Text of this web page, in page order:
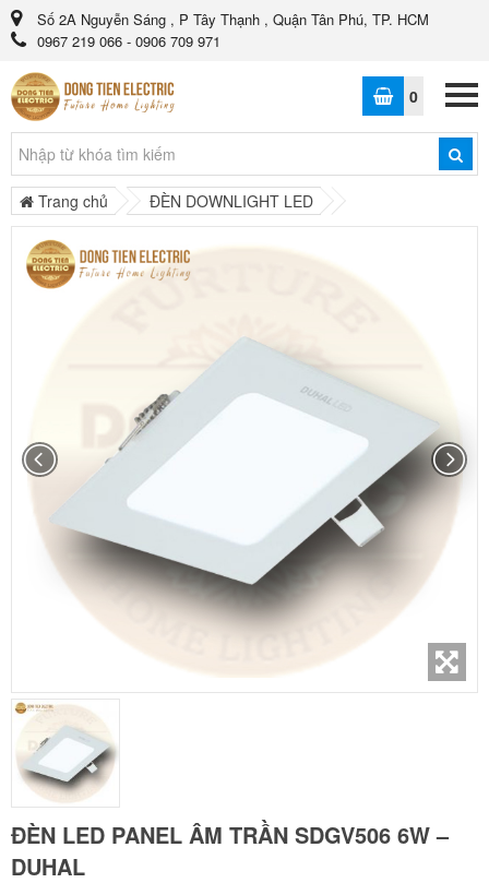
Số 2A Nguyễn Sáng , P Tây Thạnh , Quận Tân Phú, TP. HCM
0967 219 066 - 0906 709 971
0
Trang chủ ĐÈN DOWNLIGHT LED
ĐÈN LED PANEL ÂM TRẦN SDGV506 6W –
DUHAL